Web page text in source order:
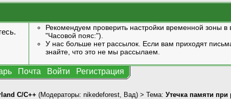
.
Рекомендуем проверить настройки временной
"Часовой пояс:").
У нас больше нет рассылок. Если вам приходят
знайте, что это не мы рассылаем.
Почта Войти Регистрация
C/C++ (Модераторы: nikedeforest Вад) > Тема: Утечка памяти при